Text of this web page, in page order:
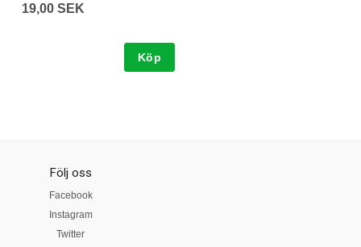
19,00 SEK
Köp
Följ oss
Facebook
Instagram
Twitter